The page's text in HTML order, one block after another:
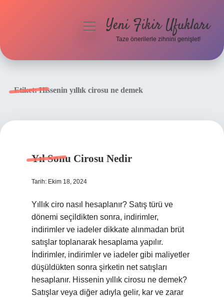
menüyüYeni Fikir Ufukları
Taze önerilerle zihnini genişlet!
Etiket:Hissenin yıllık cirosu ne demek
Yıl Sonu Cirosu Nedir
Tarih: Ekim 18, 2024
Yıllık ciro nasıl hesaplanır? Satış türü ve
dönemi seçildikten sonra, indirimler,
indirimler ve iadeler dikkate alınmadan brüt
satışlar toplanarak hesaplama yapılır.
İndirimler, indirimler ve iadeler gibi maliyetler
düşüldükten sonra şirketin net satışları
hesaplanır. Hissenin yıllık cirosu ne demek?
Satışlar veya diğer adıyla gelir, kar ve zarar